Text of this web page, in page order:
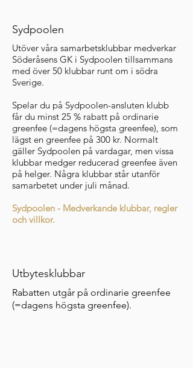
Sydpoolen
Utöver våra samarbetsklubbar medverkar
Söderåsens GK i Sydpoolen tillsammans
med över 50 klubbar runt om i södra
Sverige.
Spelar du på Sydpoolen-ansluten klubb
får du minst 25 % rabatt på ordinarie
greenfee (=dagens högsta greenfee), som
lägst en greenfee på 300 kr. Normalt
gäller Sydpoolen på vardagar, men vissa
klubbar medger reducerad greenfee även
på helger. Några klubbar står utanför
samarbetet under juli månad.
Sydpoolen - Medverkande klubbar, regler
och villkor.
Utbytesklubbar
Rabatten utgår på ordinarie greenfee
(=dagens högsta greenfee).